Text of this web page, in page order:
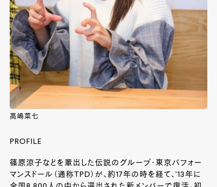
高嶋菜七
PROFILE
篠原涼子などを輩出した伝説のグループ・東京パフォー
マンスドール（通称TPD）が、約17年の時を経て、’13年に